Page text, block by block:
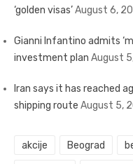
‘golden visas’August 6,
Gianni Infantino admits
investment plan August
Iran says it has reached
shipping route August 5,
akcije Beograd